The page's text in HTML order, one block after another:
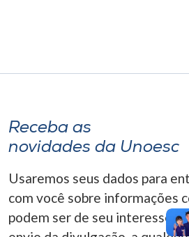
A+
Receba as
novidades da Unoesc
Usaremos seus dados para
com você sobre informações
podem ser de seu interesse.